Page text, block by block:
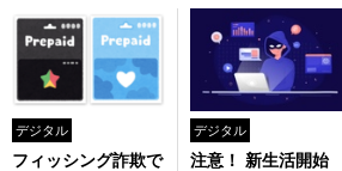
デジタル
フィッシング詐欺で
デジタル
注意！ 新生活開始